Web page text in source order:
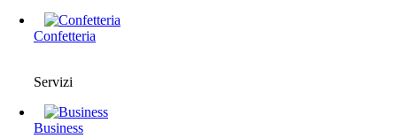
Confetteria
Servizi
Business